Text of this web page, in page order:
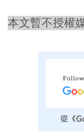
本文暫不授權